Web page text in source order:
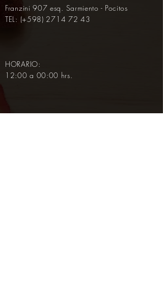
Franzini 907 esq. Sarmiento - Pocitos
TEL: (+598) 2714 72 43
HORARIO:
12:00 a 00:00 hrs.